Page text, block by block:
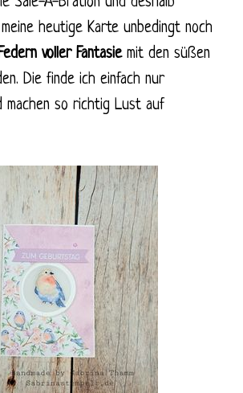
heutige Karte unbedingt noch
voller Fantasie mit den süßen
Die finde ich einfach nur
machen so richtig Lust auf